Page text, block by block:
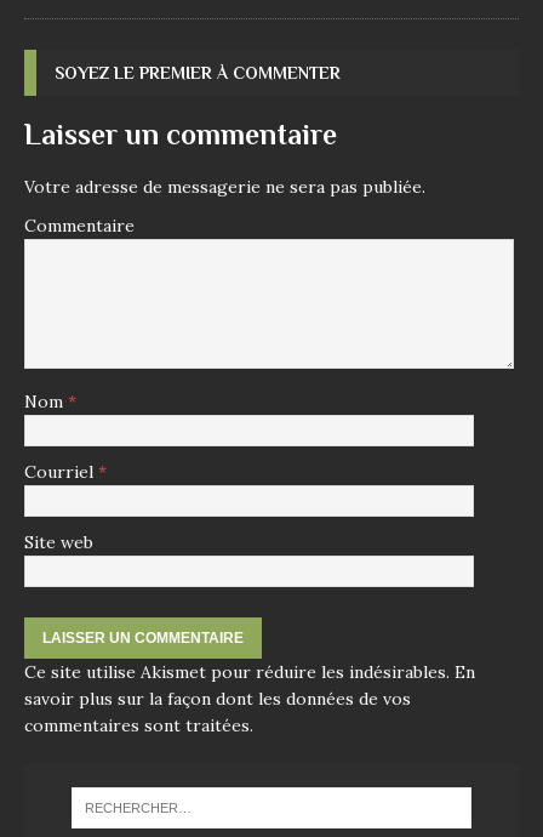
SOYEZ LE PREMIER À COMMENTER
Laisser un commentaire
Votre adresse de messagerie ne sera pas publiée.
Commentaire
Nom *
Courriel *
Site web
Ce site utilise Akismet pour réduire les indésirables. En
savoir plus sur la façon dont les données de vos
commentaires sont traitées.